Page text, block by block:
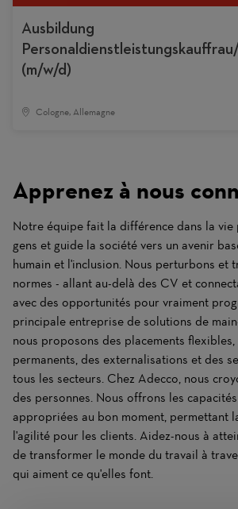
Ausbildung
(m/w/d)
Cologne, Allemagne
Apprenez à nous
Notre équipe fait la différence dans la vie
gens et guide la société vers un avenir
humain et l'inclusion. Nous perturbons et
normes - allant au-delà des CV et
avec des opportunités pour vraiment
principale entreprise de solutions de
nous proposons des placements flexibles,
permanents, des externalisations et des
tous les secteurs. Chez Adecco, nous
des personnes. Nous offrons les
appropriées au bon moment, permettant
l'agilité pour les clients. Aidez-nous à
de transformer le monde du travail à
qui aiment ce qu'elles font.